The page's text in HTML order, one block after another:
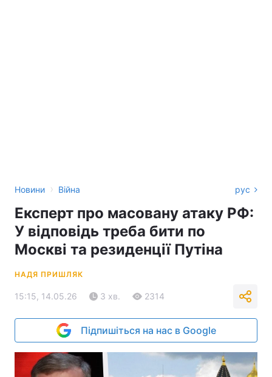
Новини › Війна рус
Експерт про масовану атаку РФ:
У відповідь треба бити по
Москві та резиденції Путіна
НАДЯ ПРИШЛЯК
15:15, 14.05.26 3 хв. 2314
Підпишіться на нас в Google